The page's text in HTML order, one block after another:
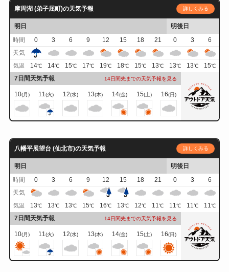
摩周湖 (弟子屈町)の天気予報 詳しくみる
明日
明後日
時間
0 3 6 9 12 15 18 21 0 3
6
天気
気温 14℃ 14℃ 15℃ 17℃ 19℃ 18℃ 15℃ 13℃ 13℃ 13℃ 15℃
7日間天気予報 14日間先までの天気予報を見る
10(月) 11(火) 12(水) 13(木) 14(金) 15(土) 16(日)
八幡平展望台 (仙北市)の天気予報 詳しくみる
明日
明後日
時間
0 3 6 9 12 15 18 21 0 3
6
天気
気温 13℃ 13℃ 13℃ 15℃ 16℃ 13℃ 12℃ 11℃ 11℃ 11℃ 11℃
7日間天気予報 14日間先までの天気予報を見る
10(月) 11(火) 12(水) 13(木) 14(金) 15(土) 16(日)